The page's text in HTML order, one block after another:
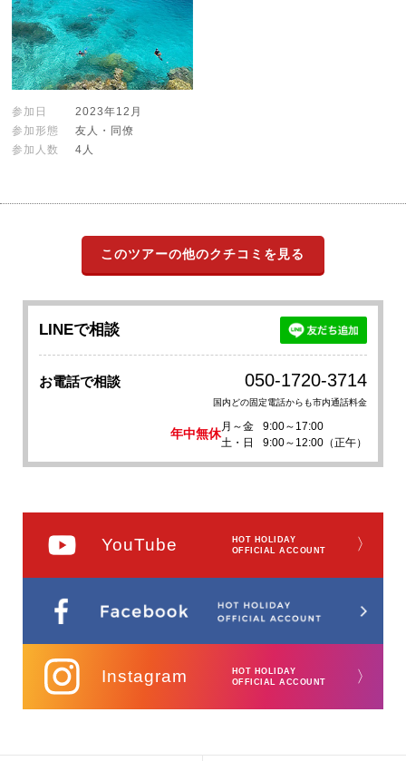
参加日
2023年12月
参加形態
友人・同僚
参加人数
4人
このツアーの他のクチコミを見る
LINEで相談
お電話で相談 050-1720-3714
国内どの固定電話からも市内通話料金
年中無休
月～金
9:00～17:00
土・日
9:00～12:00（正午）
YouTube
HOT HOLIDAY
OFFICIAL ACCOUNT
〉
Instagram
HOT HOLIDAY
OFFICIAL ACCOUNT
〉